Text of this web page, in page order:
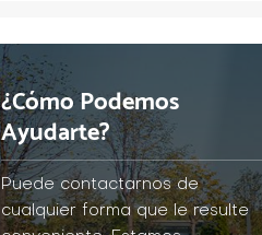
¿Cómo Podemos
Ayudarte?
Puede contactarnos de
cualquier forma que le resulte